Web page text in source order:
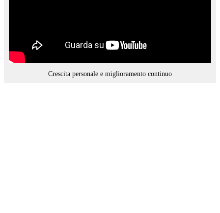
Crescita personale e miglioramento continuo